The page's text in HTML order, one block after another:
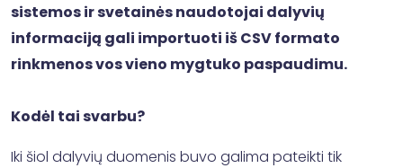
sistemos ir svetainės naudotojai dalyvių
informaciją gali importuoti iš CSV formato
rinkmenos vos vieno mygtuko paspaudimu.
Kodėl tai svarbu?
Iki šiol dalyvių duomenis buvo galima pateikti tik